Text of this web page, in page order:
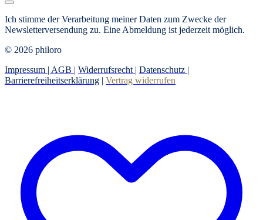
Ich stimme der Verarbeitung meiner Daten zum Zwecke der
Newsletterversendung zu. Eine Abmeldung ist jederzeit möglich.
© 2026 philoro
Impressum | AGB | Widerrufsrecht | Datenschutz |
Barrierefreiheitserklärung | Vertrag widerrufen